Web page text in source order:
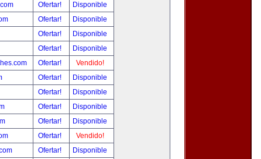
Ofertar!
Disponible
Ofertar!
Disponible
Ofertar!
Disponible
Ofertar!
Disponible
Ofertar!
Vendido!
Ofertar!
Disponible
Ofertar!
Disponible
Ofertar!
Disponible
Ofertar!
Disponible
Ofertar!
Vendido!
Ofertar!
Disponible